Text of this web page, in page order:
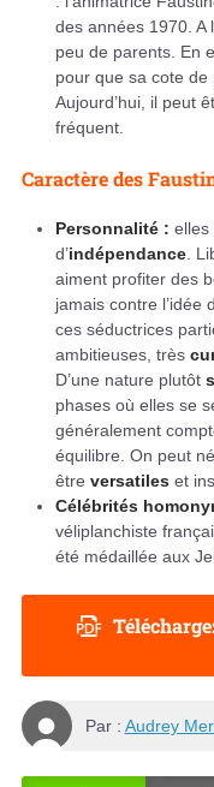
des années 1970. A
peu de parents. En
pour que sa cote de
Aujourd’hui, il peut
fréquent.
Caractère des
Personnalité : elles
d’indépendance .
aiment profiter des
jamais contre l’idée
ces séductrices
ambitieuses, très
D’une nature plutôt
phases où elles se
généralement
équilibre. On peut
être versatiles et
Célébrités
véliplanchiste
été médaillée aux
Par : Audrey